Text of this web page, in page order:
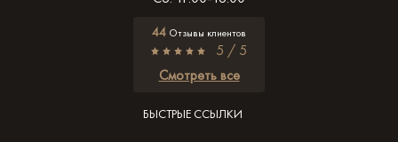
44 Отзывы клиентов
5 / 5
Смотреть все
БЫСТРЫЕ ССЫЛКИ